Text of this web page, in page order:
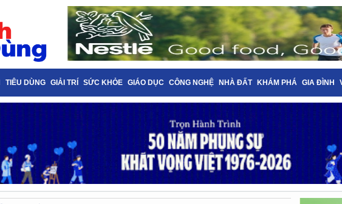
TIÊU DÙNG GIẢI TRÍ SỨC KHỎE GIÁO DỤC CÔNG NGHỆ NHÀ ĐẤT KHÁM PHÁ GIA ĐÌNH